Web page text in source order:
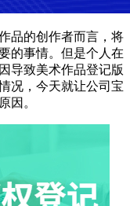
品的创作者而言，将
的事情。但是个人在
导致美术作品登记版
况，今天就让公司宝
因。